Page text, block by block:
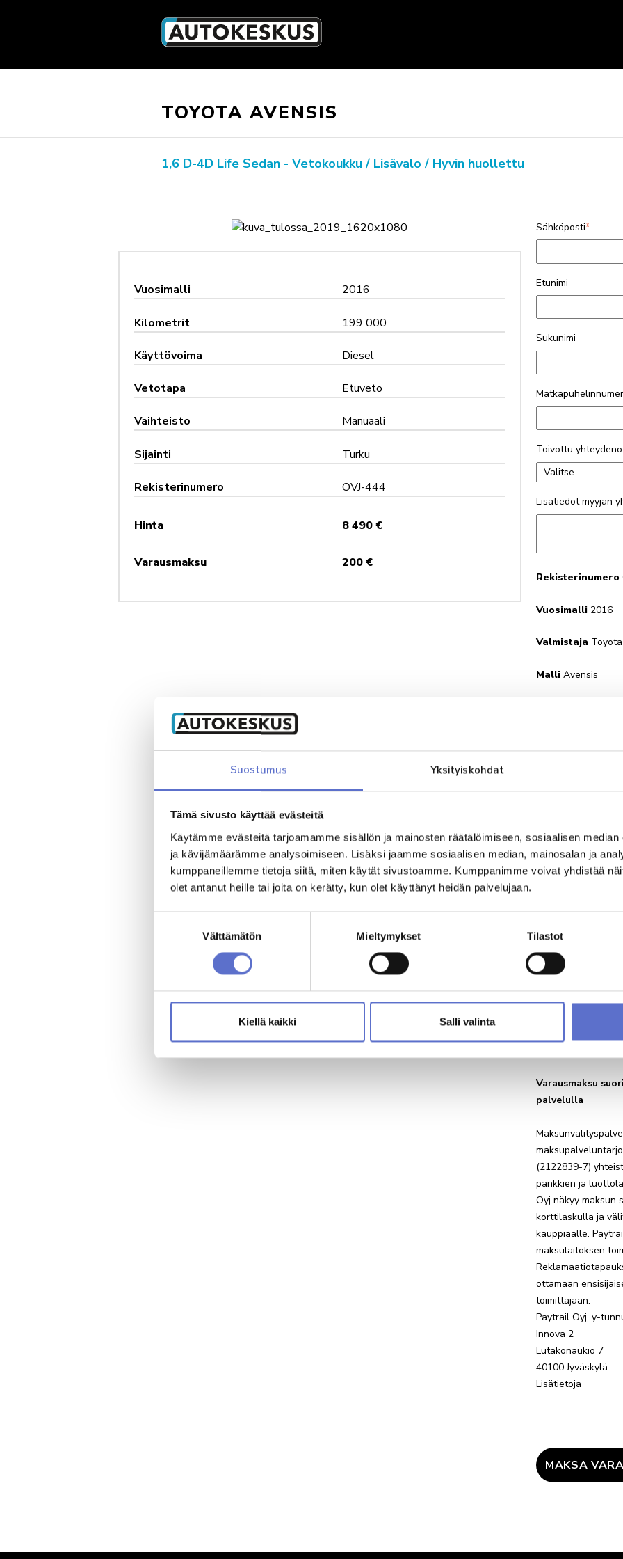
Suostumus Yksityiskohdat
Tämä sivusto käyttää evästeitä
Käytämme evästeitä tarjoamamme sisällön ja mainosten räätälöimiseen, sosiaalisen
ja kävijämäärämme analysoimiseen. Lisäksi jaamme sosiaalisen median, mainosalan ja
kumppaneillemme tietoja siitä, miten käytät sivustoamme. Kumppanimme voivat yhdistää
olet antanut heille tai joita on kerätty, kun olet käyttänyt heidän palvelujaan.
Välttämätön Mieltymykset Tilastot
Kiellä kaikki Salli valinta
TOYOTA AVENSIS
1,6 D-4D Life Sedan - Vetokoukku / Lisävalo / Hyvin huollettu
2016
199 000
Diesel
Etuveto
Manuaali
Turku
OVJ-444
8 490 €
200 €
Vuosimalli
Kilometrit
Käyttövoima
Vetotapa
Vaihteisto
Sijainti
Rekisterinumero
Hinta
Varausmaksu
Sähköposti*
Etunimi
Sukunimi
Toivottu
Lisätiedot myyjän
Rekisterinumero
Vuosimalli 2016
Valmistaja Toyota
MalliAvensis
auto
vielä
sähköpostiisi
varten
lopullisesta
Jos
Minulle saa
Varausmaksu
palvelulla
(2122839-7)
pankkien ja
Oyj näkyy maksun
korttilaskulla ja
kauppiaalle.
maksulaitoksen
ottamaan
toimittajaan.
Paytrail Oyj, y-
Innova 2
Lutakonaukio 7
40100 Jyväskylä
Lisätietoja